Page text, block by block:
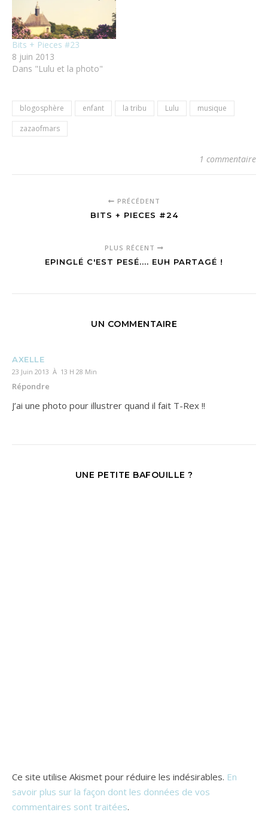
Bits + Pieces #23
8 juin 2013
Dans "Lulu et la photo"
blogosphère enfant la tribu Lulu
musique
zazaofmars
1 commentaire
PRÉCÉDENT
BITS + PIECES #24
PLUS RÉCENT
EPINGLÉ C'EST PESÉ.... EUH PARTAGÉ !
UN COMMENTAIRE
AXELLE
23 Juin 2013 À 13 H 28 Min
Répondre
J’ai une photo pour illustrer quand il fait T-Rex !!
UNE PETITE BAFOUILLE ?
Ce site utilise Akismet pour réduire les indésirables. En
savoir plus sur la façon dont les données de vos
commentaires sont traitées.